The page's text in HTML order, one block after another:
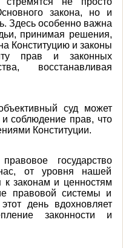
закона, но и
Здесь особенно важна
принимая решения,
Конституцию и законы
прав и законных
восстанавливая
суд может
соблюдение прав, что
Конституции.
государство
от уровня нашей
к законам и ценностям
правовой системы и
день вдохновляет
законности и